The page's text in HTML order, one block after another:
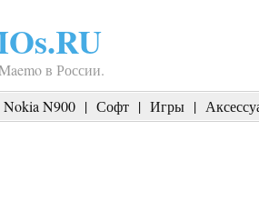
в России.
Nokia N900 | Софт | Игры |